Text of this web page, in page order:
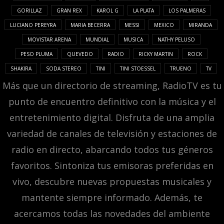
GORILLAZ GRAN REX KAROL G LA PLATA LOS PALMERAS
LUCIANO PEREYRA MARIA BECERRA MESSI MEXICO MIRANDA
MOVISTAR ARENA MUNDIAL MUSICA NATHY PELUSO
PESO PLUMA QUEVEDO RADIO RICKY MARTIN ROCK
SHAKIRA SODA STEREO TINI TINI STOESSEL TRUENO TV
Más que un directorio de streaming, RadioTV es tu
punto de encuentro definitivo con la música y el
entretenimiento digital. Disfruta de una amplia
variedad de canales de televisión y estaciones de
radio en directo, abarcando todos tus géneros
favoritos. Sintoniza tus emisoras preferidas en
vivo, descubre nuevas propuestas musicales y
mantente siempre informado. Además, te
acercamos todas las novedades del ambiente